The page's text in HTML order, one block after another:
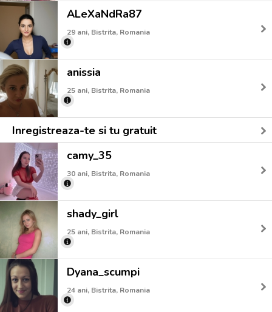
ALeXaNdRa87
29 ani, Bistrita, Romania
anissia
25 ani, Bistrita, Romania
Inregistreaza-te si tu gratuit
camy_35
30 ani, Bistrita, Romania
shady_girl
25 ani, Bistrita, Romania
Dyana_scumpi
24 ani, Bistrita, Romania